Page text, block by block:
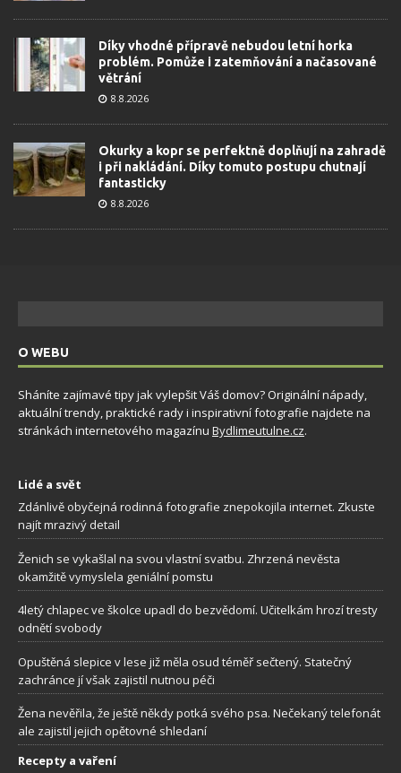
Díky vhodné přípravě nebudou letní horka
problém. Pomůže i zatemňování a načasované
větrání
8.8.2026
Okurky a kopr se perfektně doplňují na zahradě
i při nakládání. Díky tomuto postupu chutnají
fantasticky
8.8.2026
O WEBU
Sháníte zajímavé tipy jak vylepšit Váš domov? Originální nápady,
aktuální trendy, praktické rady i inspirativní fotografie najdete na
stránkách internetového magazínu Bydlimeutulne.cz.
Lidé a svět
Zdánlivě obyčejná rodinná fotografie znepokojila internet. Zkuste
najít mrazivý detail
Ženich se vykašlal na svou vlastní svatbu. Zhrzená nevěsta
okamžitě vymyslela geniální pomstu
4letý chlapec ve školce upadl do bezvědomí. Učitelkám hrozí tresty
odnětí svobody
Opuštěná slepice v lese již měla osud téměř sečtený. Statečný
zachránce jí však zajistil nutnou péči
Žena nevěřila, že ještě někdy potká svého psa. Nečekaný telefonát
ale zajistil jejich opětovné shledaní
Recepty a vaření